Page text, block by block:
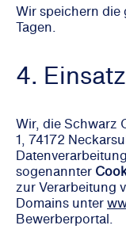
Wir speichern die
Tagen.
4.
Wir, die Schwarz
1, 74172
sogenannter
zur Verarbeitung
Domains unter
Bewerberportal.